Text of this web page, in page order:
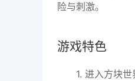
险与刺激。
游戏特色
1. 进入方块